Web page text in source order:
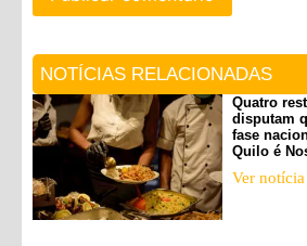
NOTÍCIAS RELACIONADAS
Quatro
disputam
fase
Quilo é
Ver notícia